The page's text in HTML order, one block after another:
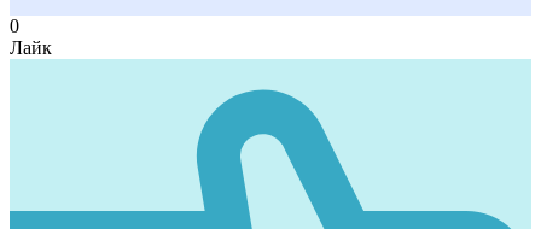
0
Лайк